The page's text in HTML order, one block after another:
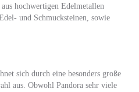
hochwertigen Edelmetallen
und Schmucksteinen, sowie
sich durch eine besonders große
aus. Obwohl Pandora sehr viele